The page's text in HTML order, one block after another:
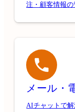
注・顧客情報の
メール・
AIチャットで